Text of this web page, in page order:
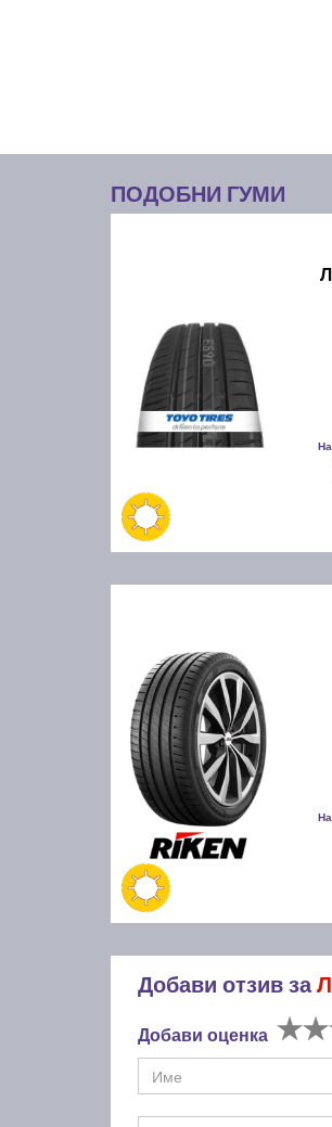
ПОДОБНИ ГУМИ
Добави отзив за
Добави оценка